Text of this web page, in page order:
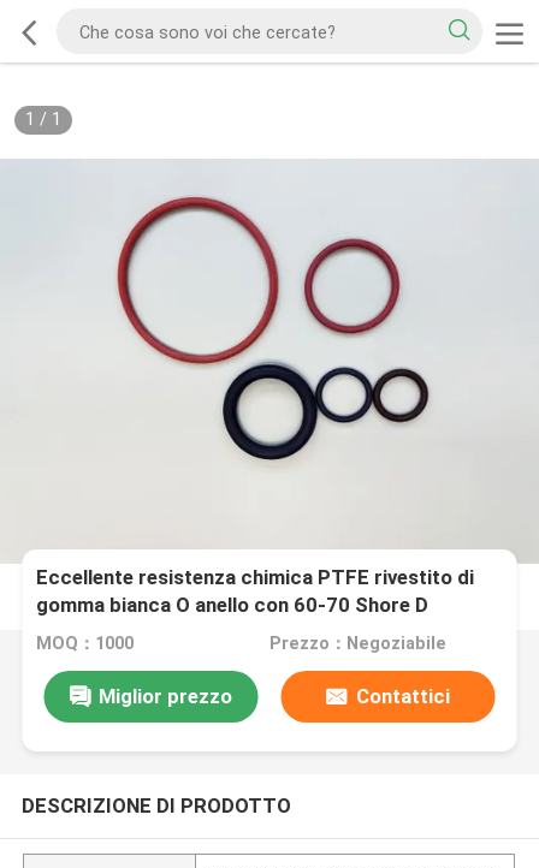
1 / 1
Eccellente resistenza chimica PTFE rivestito di
gomma bianca O anello con 60-70 Shore D
durezza
MOQ：1000 Prezzo：Negoziabile
Miglior prezzo Contattici
DESCRIZIONE DI PRODOTTO